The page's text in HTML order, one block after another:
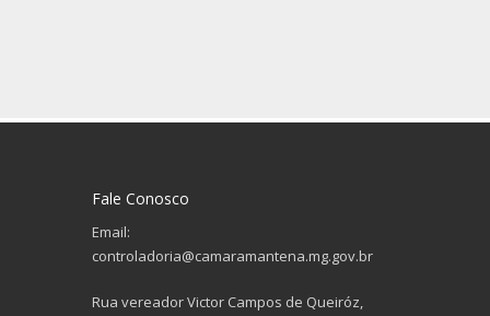
Fale Conosco
Email:
controladoria@camaramantena.mg.gov.br
Rua vereador Victor Campos de Queiróz,